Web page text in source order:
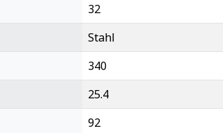
32
Stahl
340
25.4
92